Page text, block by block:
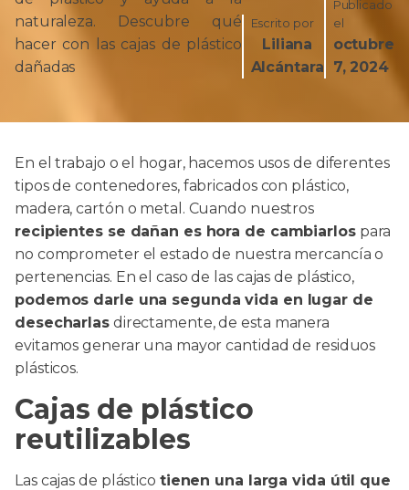
naturaleza. Descubre qué
hacer con las cajas de plástico
dañadas
Escrito por
Liliana
Alcántara
Publicado
el
octubre
7, 2024
En el trabajo o el hogar, hacemos usos de diferentes
tipos de contenedores, fabricados con plástico,
madera, cartón o metal. Cuando nuestros
recipientes se dañan es hora de cambiarlospara
no comprometer el estado de nuestra mercancía o
pertenencias. En el caso de las cajas de plástico,
podemos darle una segunda vida en lugar de
desecharlasdirectamente, de esta manera
evitamos generar una mayor cantidad de residuos
plásticos.
Cajas de plástico
reutilizables
Las cajas de plástico tienen una larga vida útil que